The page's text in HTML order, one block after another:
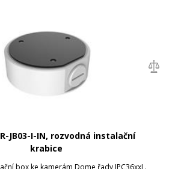
JB03-I-IN, rozvodná instalační
krabice
box ke kamerám Dome řady IPC36xxL.